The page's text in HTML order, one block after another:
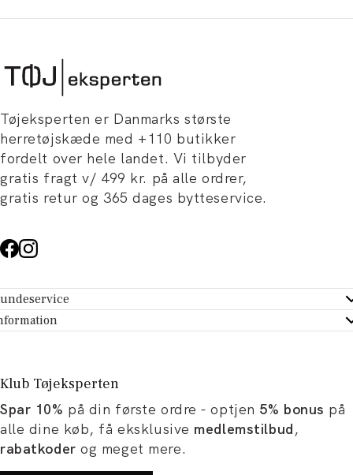
Tøjeksperten er Danmarks største
herretøjskæde med +110 butikker
fordelt over hele landet. Vi tilbyder
gratis fragt v/ 499 kr. på alle ordrer,
gratis retur og 365 dages bytteservice.
- Hjælpecenter
dit køb
Tøjeksperten
og artikler
og karriere
Klub Tøjeksperten
Spar 10% på din første ordre - optjen 5% bonus på
alle dine køb, få eksklusive medlemstilbud,
rabatkoder og meget mere.